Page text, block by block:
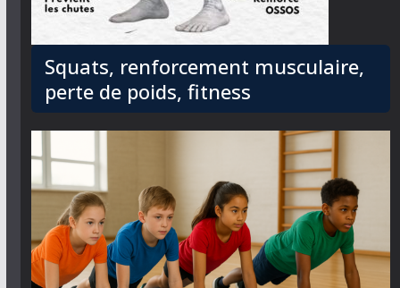
Squats, renforcement musculaire,
perte de poids, fitness